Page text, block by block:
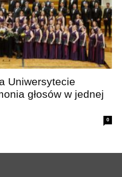
Uniwersytecie
głosów w jednej
0